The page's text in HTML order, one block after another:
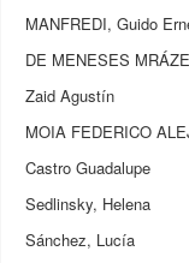
MANFREDI, Guido
DE MENESES
Zaid Agustín
MOIA FEDERICO
Castro Guadalupe
Sedlinsky, Helena
Sánchez, Lucía